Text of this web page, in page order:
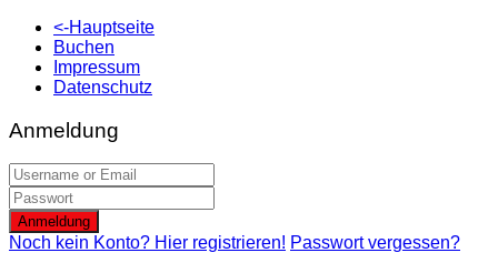
<-Hauptseite
Buchen
Impressum
Datenschutz
Anmeldung
Anmeldung
Noch kein Konto? Hier registrieren! Passwort vergessen?